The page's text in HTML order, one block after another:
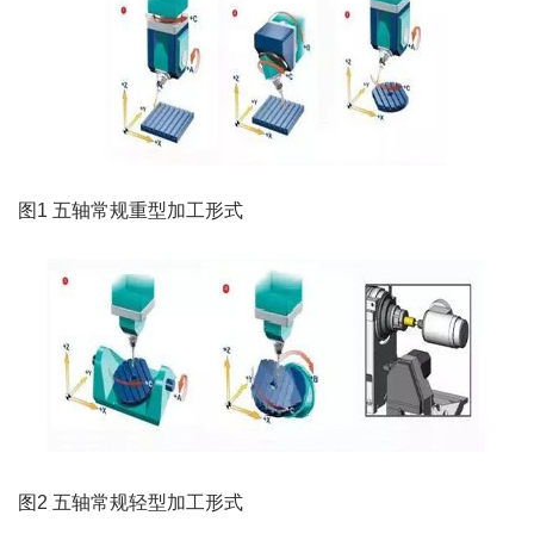
图1 五轴常规重型加工形式
图2 五轴常规轻型加工形式